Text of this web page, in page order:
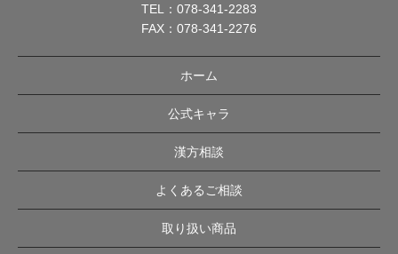
TEL： 078-341-2283
FAX：078-341-2276
ホーム
公式キャラ
漢方相談
よくあるご相談
取り扱い商品